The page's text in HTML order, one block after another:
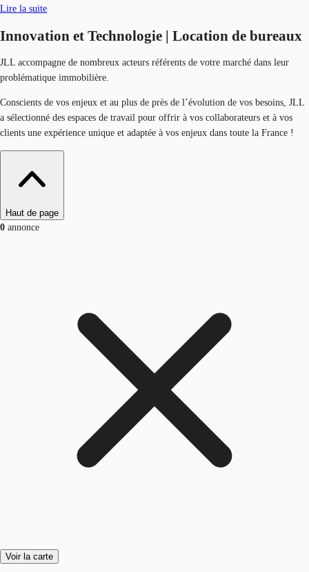
Lire la suite
Innovation et Technologie | Location de bureaux
JLL accompagne de nombreux acteurs référents de votre marché dans leur
problématique immobilière.
Conscients de vos enjeux et au plus de près de l’évolution de vos besoins, JLL
a sélectionné des espaces de travail pour offrir à vos collaborateurs et à vos
clients une expérience unique et adaptée à vos enjeux dans toute la France !
Haut de page
0 annonce
Voir la carte